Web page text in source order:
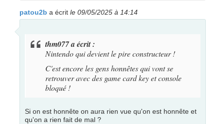
patou2b a écrit le 09/05/2025 à 14:14
thm077 a écrit :
Nintendo qui devient le pire constructeur !
C'est encore les gens honnêtes qui vont se
retrouver avec des game card key et console
bloqué !
Si on est honnête on aura rien vue qu'on est honnête et
qu'on a rien fait de mal ?